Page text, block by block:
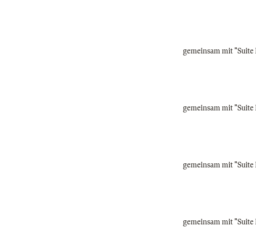
gemeinsam mit
gemeinsam mit
gemeinsam mit
gemeinsam mit